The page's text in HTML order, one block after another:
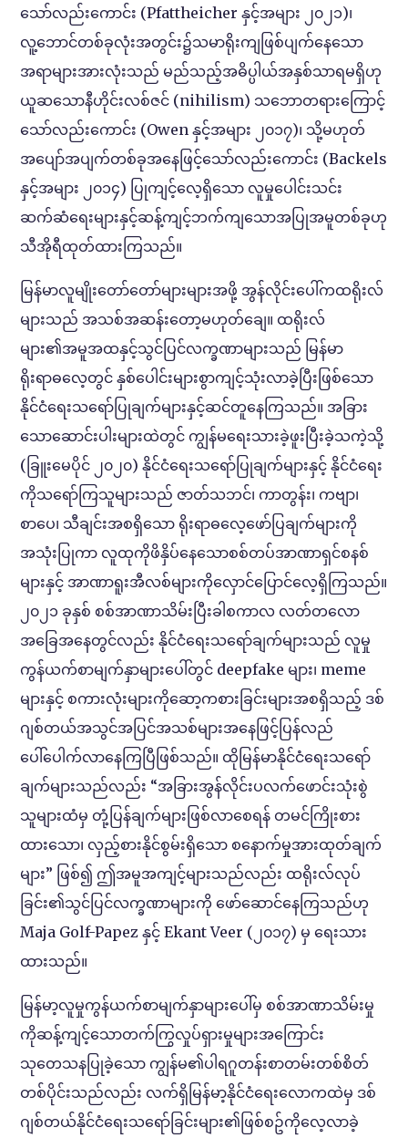
သော်လည်းကောင်း (Pfattheicher နှင့်အများ ၂၀၂၁)၊
လူ့ဘောင်တစ်ခုလုံးအတွင်း၌သမာရိုးကျဖြစ်ပျက်နေသော
အရာများအားလုံးသည် မည်သည့်အဓိပ္ပါယ်အနှစ်သာရမရှိဟု
ယူဆသောနီဟိုင်းလစ်ဇင် (nihilism) သဘောတရားကြောင့်
သော်လည်းကောင်း (Owen နှင့်အများ ၂၀၁၇)၊ သို့မဟုတ်
အပျော်အပျက်တစ်ခုအနေဖြင့်သော်လည်းကောင်း (Backels
နှင့်အများ ၂၀၁၄) ပြုကျင့်လေ့ရှိသော လူမှုပေါင်းသင်း
ဆက်ဆံ‌ရေးများနှင့်ဆန့်ကျင့်ဘက်ကျသောအပြုအမူတစ်ခုဟု
သီအိုရီထုတ်ထားကြသည်။
မြန်မာလူမျိုးတော်တော်များများအဖို့ အွန်လိုင်းပေါ်ကထရိုးလ်
များသည် အသစ်အဆန်းတော့မဟုတ်ချေ။ ထရိုးလ်
များ၏အမူအထနှင့်သွင်ပြင်လက္ခဏာများသည် မြန်မာ
ရိုးရာဓလေ့တွင် နှစ်ပေါင်းများစွာကျင့်သုံးလာခဲ့ပြီးဖြစ်သော
နိုင်ငံရေးသရော်ပြုချက်များနှင့်ဆင်တူနေကြသည်။ အခြား
သောဆောင်းပါးများထဲတွင် ကျွန်မရေးသားခဲ့ဖူးပြီးခဲ့သကဲ့သို့
(ခြူးမေပိုင် ၂၀၂၀) နိုင်ငံရေးသရော်ပြုချက်များနှင့် နိုင်ငံရေး
ကိုသရော်ကြသူများသည် ဇာတ်သဘင်၊ ကာတွန်း၊ ကဗျာ၊
စာပေ၊ သီချင်းအစရှိသော ရိုးရာဓလေ့ဖော်ပြချက်များကို
အသုံးပြုကာ လူထုကိုဖိနှိပ်နေသောစစ်တပ်အာဏာရှင်စနစ်
များနှင့် အာဏာရူးအီလစ်များကိုလှောင်ပြောင်လေ့ရှိကြသည်။
၂၀၂၁ ခုနှစ် စစ်အာဏာသိမ်းပြီးခါစကာလ လတ်တ‌လော
အခြေအနေတွင်လည်း နိုင်ငံရေးသရော်ချက်များသည် လူမှု
ကွန်ယက်စာမျက်နှာများပေါ်တွင် deepfake များ၊ meme
များနှင့် စကားလုံးများကိုဆော့ကစားခြင်းများအစရှိသည့် ဒစ်
ဂျစ်တယ်အသွင်အပြင်အသစ်များအနေဖြင့်ပြန်လည်
ပေါ်ပေါက်လာနေကြပြီဖြစ်သည်။ ထိုမြန်မာနိုင်ငံရေးသရော်
ချက်များသည်လည်း “အခြားအွန်လိုင်းပလက်ဖောင်းသုံးစွဲ
သူများထံမှ တုံ့ပြန်ချက်များဖြစ်လာစေရန် တမင်ကြိုးစား
ထားသော၊ လှည့်စားနိုင်စွမ်းရှိသော စနောက်မှုအားထုတ်ချက်
များ” ဖြစ်၍ ဤအမူအကျင့်များသည်လည်း ထရိုးလ်လုပ်
ခြင်း၏သွင်ပြင်လက္ခဏာများကို ဖော်ဆောင်နေကြသည်ဟု
Maja Golf-Papez နှင့် Ekant Veer (၂၀၁၇) မှ ရေးသား
ထားသည်။
မြန်မာ့လူမှုကွန်ယက်စာမျက်နှာများပေါ်မှ စစ်အာဏာသိမ်းမှု
ကိုဆန့်ကျင့်သောတက်ကြွလှုပ်ရှားမှုများအကြောင်း
သုတေသနပြုခဲ့သော ကျွန်မ၏ပါရဂူတန်းစာတမ်းတစ်စိတ်
တစ်ပိုင်းသည်လည်း လက်ရှိမြန်မာ့နိုင်ငံရေးလောကထဲမှ ဒစ်
ဂျစ်တယ်နိုင်ငံရေးသရော်ခြင်းများ၏ဖြစ်စဥ်ကိုလေ့လာခဲ့